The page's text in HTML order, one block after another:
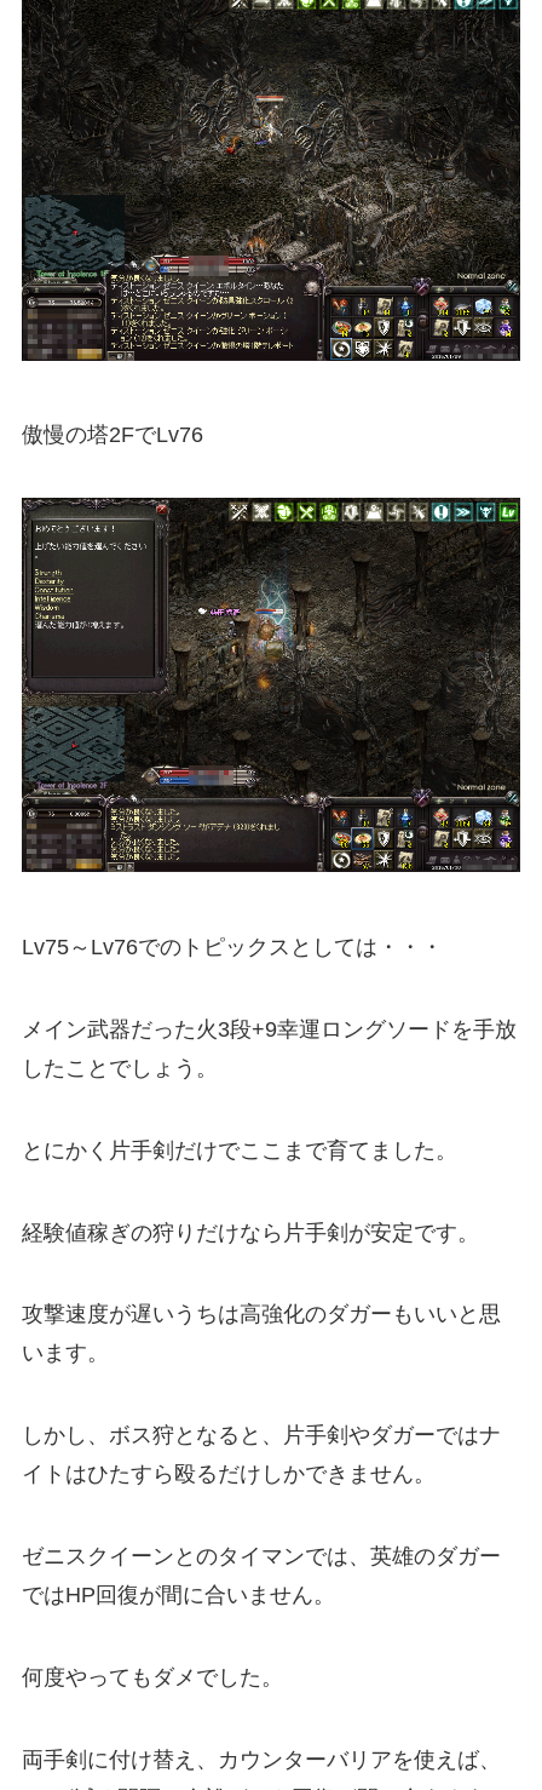
傲慢の塔2FでLv76
Lv75～Lv76でのトピックスとしては・・・
メイン武器だった火3段+9幸運ロングソードを手放
したことでしょう。
とにかく片手剣だけでここまで育てました。
経験値稼ぎの狩りだけなら片手剣が安定です。
攻撃速度が遅いうちは高強化のダガーもいいと思
います。
しかし、ボス狩となると、片手剣やダガーではナ
イトはひたすら殴るだけしかできません。
ゼニスクイーンとのタイマンでは、英雄のダガー
ではHP回復が間に合いません。
何度やってもダメでした。
両手剣に付け替え、カウンターバリアを使えば、